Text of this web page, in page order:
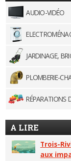
AUDIO-VIDÉO
JARDINAGE,
PLOMBERIE-
RÉPARATIONS
A LIRE
Trois-
aux